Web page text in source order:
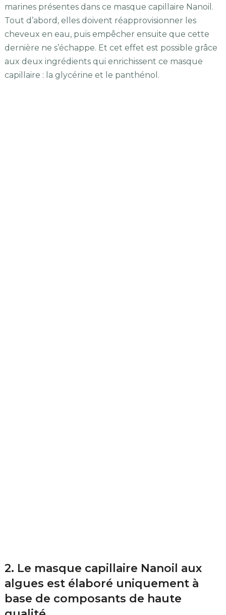
marines présentes dans ce masque capillaire Nanoil.
Tout d’abord, elles doivent réapprovisionner les
cheveux en eau, puis empêcher ensuite que cette
dernière ne s’échappe. Et cet effet est possible grâce
aux deux ingrédients qui enrichissent ce masque
capillaire : la glycérine et le panthénol.
2. Le masque capillaire Nanoil aux
algues est élaboré uniquement à
base de composants de haute